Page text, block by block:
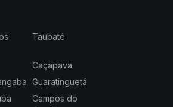
Taubaté
Caçapava
Guaratinguetá
Campos do